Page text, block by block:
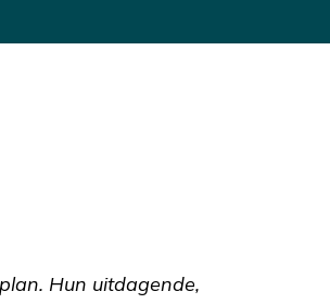
Hun uitdagende,